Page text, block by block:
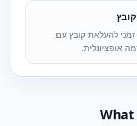
זמני להעלאת קובץ עם
אופציונלית.